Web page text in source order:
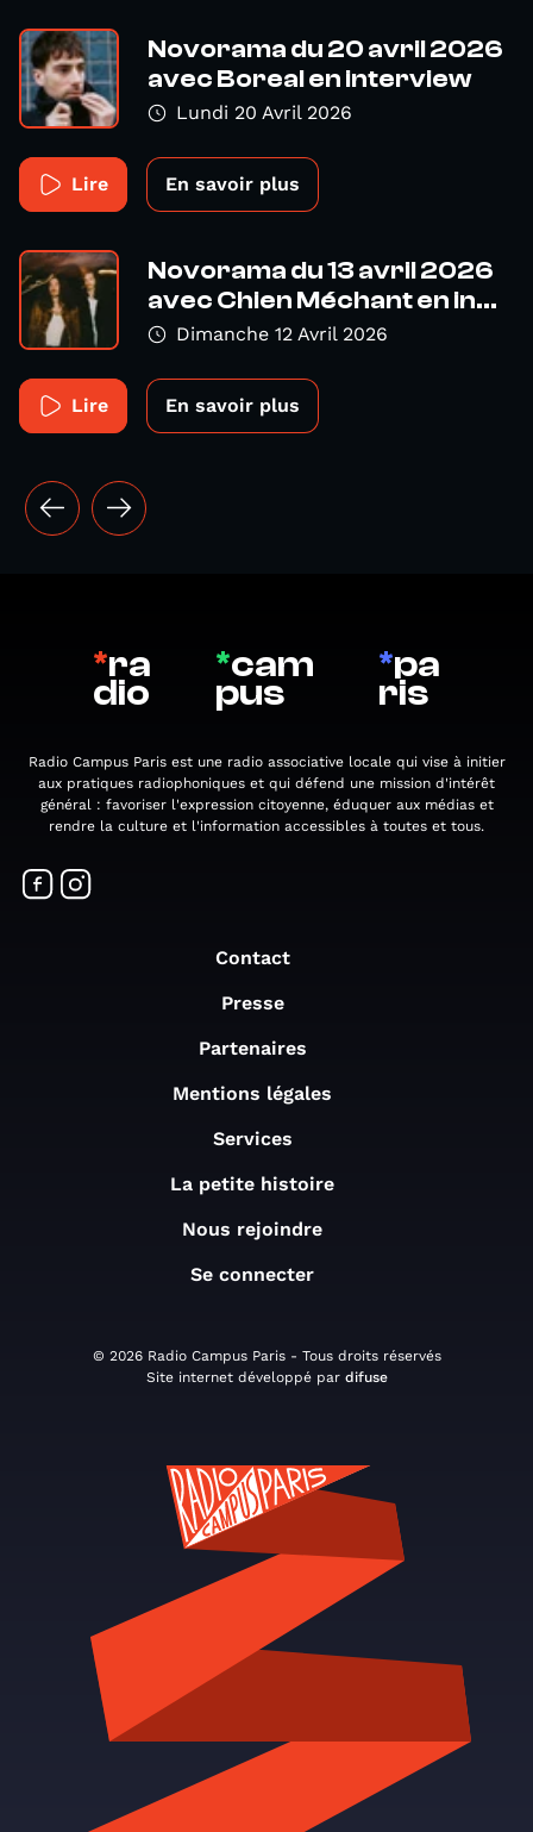
Novorama du 20 avril 2026
avec Boreal en interview
Lundi 20 Avril 2026
Lire En savoir plus
Novorama du 13 avril 2026
avec Chien Méchant en in...
Dimanche 12 Avril 2026
Lire En savoir plus
*ra
dio
*cam
pus
*pa
ris
Radio Campus Paris est une radio associative locale qui vise à initier
aux pratiques radiophoniques et qui défend une mission d'intérêt
général : favoriser l'expression citoyenne, éduquer aux médias et
rendre la culture et l'information accessibles à toutes et tous.
Contact
Presse
Partenaires
Mentions légales
Services
La petite histoire
Nous rejoindre
Se connecter
© 2026 Radio Campus Paris - Tous droits réservés
Site internet développé par difuse